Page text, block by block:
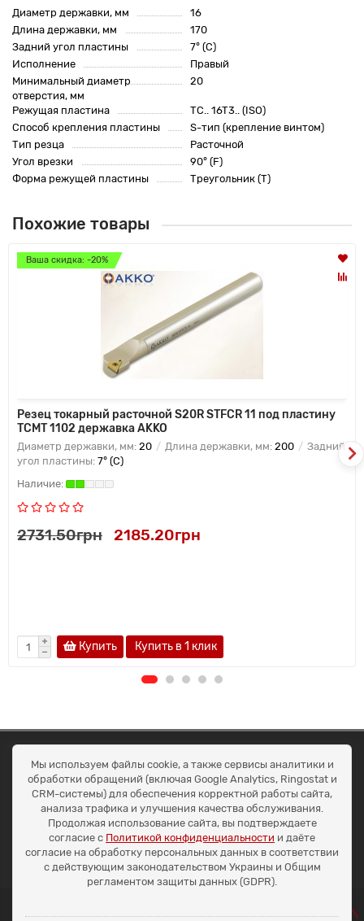
Диаметр державки, мм
16
Длина державки, мм
170
Задний угол пластины
7° (C)
Исполнение
Правый
Минимальный диаметр
отверстия, мм
20
Режущая пластина
TC.. 16T3.. (ISO)
Способ крепления пластины
S-тип (крепление винтом)
Тип резца
Расточной
Угол врезки
90° (F)
Форма режущей пластины
Треугольник (T)
Похожие товары
Ваша скидка: -20%
Резец токарный расточной S20R STFCR 11 под пластину
TCMT 1102 державка AKKO
Диаметр державки, мм: 20 Длина державки, мм: 200
Задний
угол пластины: 7° (C)
2731.50грн 2185.20грн
Купить Купить в 1 клик
ОКЕАН ТРЕЙД
Договір публичної оферти
Доставка та оплата
Наші контакти
Умови повернення
+38 (099) 452-20-02
+38 (098) 492-20-02
office@ocean.biz.ua
Мы используем файлы cookie, а также сервисы аналитики и
обработки обращений (включая Google Analytics, Ringostat и
CRM-системы) для обеспечения корректной работы сайта,
анализа трафика и улучшения качества обслуживания.
Продолжая использование сайта, вы подтверждаете
согласие с Политикой конфиденциальности и даёте
согласие на обработку персональных данных в соответствии
с действующим законодательством Украины и Общим
регламентом защиты данных (GDPR).